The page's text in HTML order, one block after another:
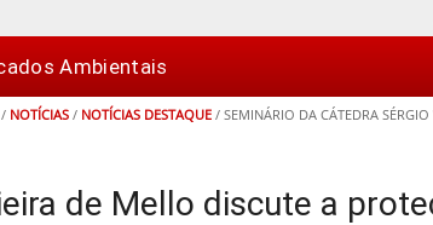
Ambientais
/ NOTÍCIAS / NOTÍCIAS DESTAQUE / SEMINÁRIO DA CÁTEDRA
de Mello discute a